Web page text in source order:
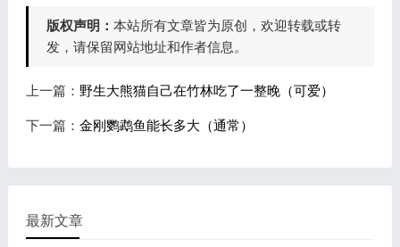
版权声明： 本站所有文章皆为原创，欢迎转载或转
发，请保留网站地址和作者信息。
上一篇： 野生大熊猫自己在竹林吃了一整晚（可爱）
下一篇： 金刚鹦鹉鱼能长多大（通常）
最新文章